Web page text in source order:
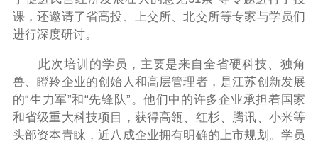
课，还邀请了省高投、上交所、北交所等专家与学员们
进行深度研讨。
此次培训的学员，主要是来自全省硬科技、独角
兽、瞪羚企业的创始人和高层管理者，是江苏创新发展
的“生力军”和“先锋队”。他们中的许多企业承担着国家
和省级重大科技项目，获得高瓴、红杉、腾讯、小米等
头部资本青睐，近八成企业拥有明确的上市规划。学员